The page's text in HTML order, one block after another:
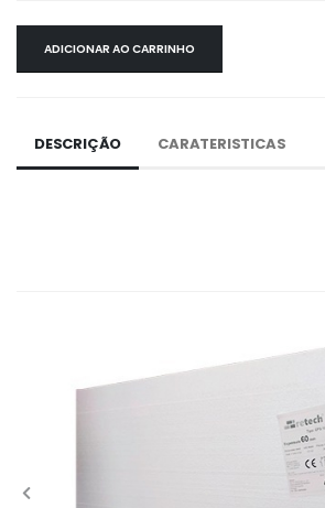
ADICIONAR AO CARRINHO
DESCRIÇÃO CARATERISTICAS